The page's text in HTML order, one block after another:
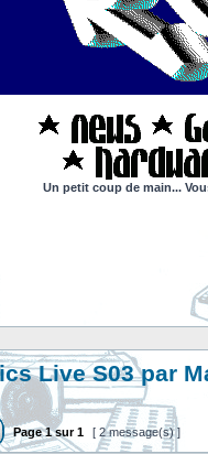
Un petit coup de main...
Live S03 par
Page1sur1 [ 2 message(s) ]